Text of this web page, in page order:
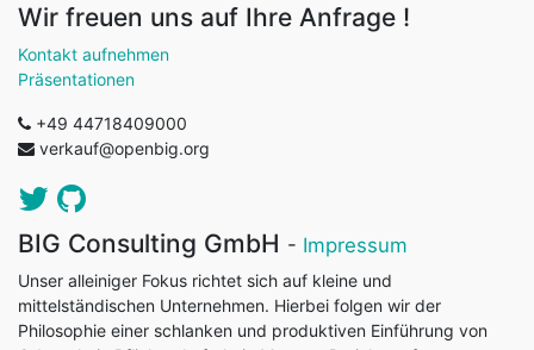
Wir freuen uns auf Ihre Anfrage !
Kontakt aufnehmen
Präsentationen
+49 44718409000
verkauf@openbig.org
BIG Consulting GmbH - Impressum
Unser alleiniger Fokus richtet sich auf kleine und
mittelständischen Unternehmen. Hierbei folgen wir der
Philosophie einer schlanken und produktiven Einführung von